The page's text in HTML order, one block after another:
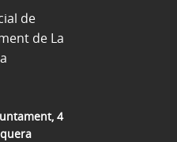
4
de
de La